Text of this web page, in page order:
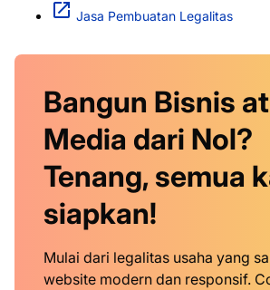
Jasa Pembuatan Legalitas
Bangun Bisnis
Media dari Nol?
Tenang, semua
siapkan!
Mulai dari legalitas usaha yang
website modern dan responsif.